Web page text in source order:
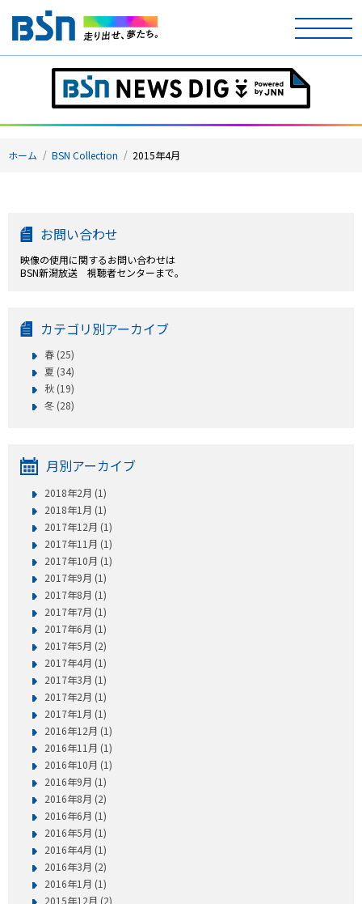
ホーム
テレビ
ラジオ
イベント
ニュース
天気
Well-being
ショッピング
会社概要・ビジョン
お問い合わせ
ホーム BSN Collection 2015年4月
お問い合わせ
映像の使用に関するお問い合わせは
BSN新潟放送 視聴者センターまで。
カテゴリ別アーカイブ
春 (25)
夏 (34)
秋 (19)
冬 (28)
月別アーカイブ
2018年2月 (1)
2018年1月 (1)
2017年12月 (1)
2017年11月 (1)
2017年10月 (1)
2017年9月 (1)
2017年8月 (1)
2017年7月 (1)
2017年6月 (1)
2017年5月 (2)
2017年4月 (1)
2017年3月 (1)
2017年2月 (1)
2017年1月 (1)
2016年12月 (1)
2016年11月 (1)
2016年10月 (1)
2016年9月 (1)
2016年8月 (2)
2016年6月 (1)
2016年5月 (1)
2016年4月 (1)
2016年3月 (2)
2016年1月 (1)
2015年12月 (2)